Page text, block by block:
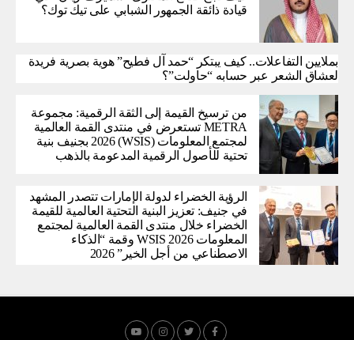
قيادة ذائقة الجمهور الشبابي على تيك توك؟
بملايين التفاعلات.. كيف يبتكر “حمد آل فطيح” هوية بصرية فريدة
لعشاق الشعر عبر حسابه “حاولت”؟
من ترسيخ القيمة إلى الثقة الرقمية: مجموعة
METRA تستعرض في منتدى القمة العالمية
لمجتمع المعلومات (WSIS) 2026 بجنيف بنية
تحتية للأصول الرقمية المدعومة بالذهب
الرؤية الخضراء لدولة الإمارات تتصدر المشهد
في جنيف: تعزيز البنية التحتية العالمية للقيمة
الخضراء خلال منتدى القمة العالمية لمجتمع
المعلومات WSIS 2026 وقمة “الذكاء
الاصطناعي من أجل الخير” 2026